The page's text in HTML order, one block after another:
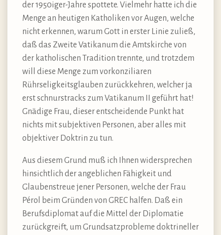
der 1950iger-Jahre spottete. Vielmehr hatte ich die
Menge an heutigen Katholiken vor Augen, welche
nicht erkennen, warum Gott in erster Linie zuließ,
daß das Zweite Vatikanum die Amtskirche von
der katholischen Tradition trennte, und trotzdem
will diese Menge zum vorkonziliaren
Rührseligkeitsglauben zurückkehren, welcher ja
erst schnurstracks zum Vatikanum II geführt hat!
Gnädige Frau, dieser entscheidende Punkt hat
nichts mit subjektiven Personen, aber alles mit
objektiver Doktrin zu tun.
Aus diesem Grund muß ich Ihnen widersprechen
hinsichtlich der angeblichen Fähigkeit und
Glaubenstreue jener Personen, welche der Frau
Pérol beim Gründen von GREC halfen. Daß ein
Berufsdiplomat auf die Mittel der Diplomatie
zurückgreift, um Grundsatzprobleme doktrineller